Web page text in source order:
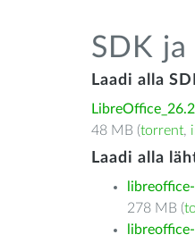
SDK
Laadi alla
48 MB (torrent,
Laadi alla
278 MB (